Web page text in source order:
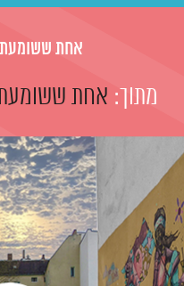
אחת ששומעת –
מתוך: אחת